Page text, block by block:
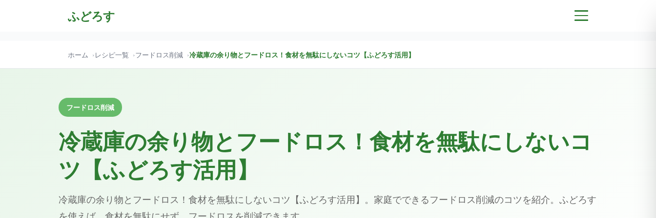
ふどろす
ホーム レシピ一覧 フードロス削減 冷蔵庫の余り物とフードロス！食材を無駄にしないコツ【ふどろす活用】
フードロス削減
冷蔵庫の余り物とフードロス！食材を無駄にしないコ
ツ【ふどろす活用】
冷蔵庫の余り物とフードロス！食材を無駄にしないコツ【ふどろす活用】。家庭でできるフードロス削減のコツを紹介。ふどろす
を使えば、食材を無駄にせず、フードロスを削減できます。